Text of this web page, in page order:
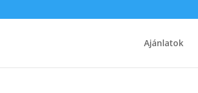
Ajánlatok